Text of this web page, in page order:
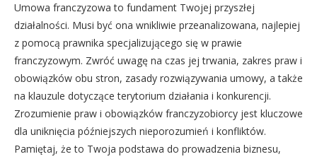
Umowa franczyzowa to fundament Twojej przyszłej
działalności. Musi być ona wnikliwie przeanalizowana, najlepiej
z pomocą prawnika specjalizującego się w prawie
franczyzowym. Zwróć uwagę na czas jej trwania, zakres praw i
obowiązków obu stron, zasady rozwiązywania umowy, a także
na klauzule dotyczące terytorium działania i konkurencji.
Zrozumienie praw i obowiązków franczyzobiorcy jest kluczowe
dla uniknięcia późniejszych nieporozumień i konfliktów.
Pamiętaj, że to Twoja podstawa do prowadzenia biznesu,